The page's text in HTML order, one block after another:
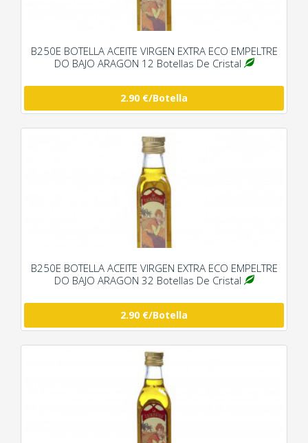
B250E BOTELLA ACEITE VIRGEN EXTRA ECO EMPELTRE
DO BAJO ARAGON 12 Botellas De Cristal
2.90 €/Botella
B250E BOTELLA ACEITE VIRGEN EXTRA ECO EMPELTRE
DO BAJO ARAGON 32 Botellas De Cristal
2.90 €/Botella